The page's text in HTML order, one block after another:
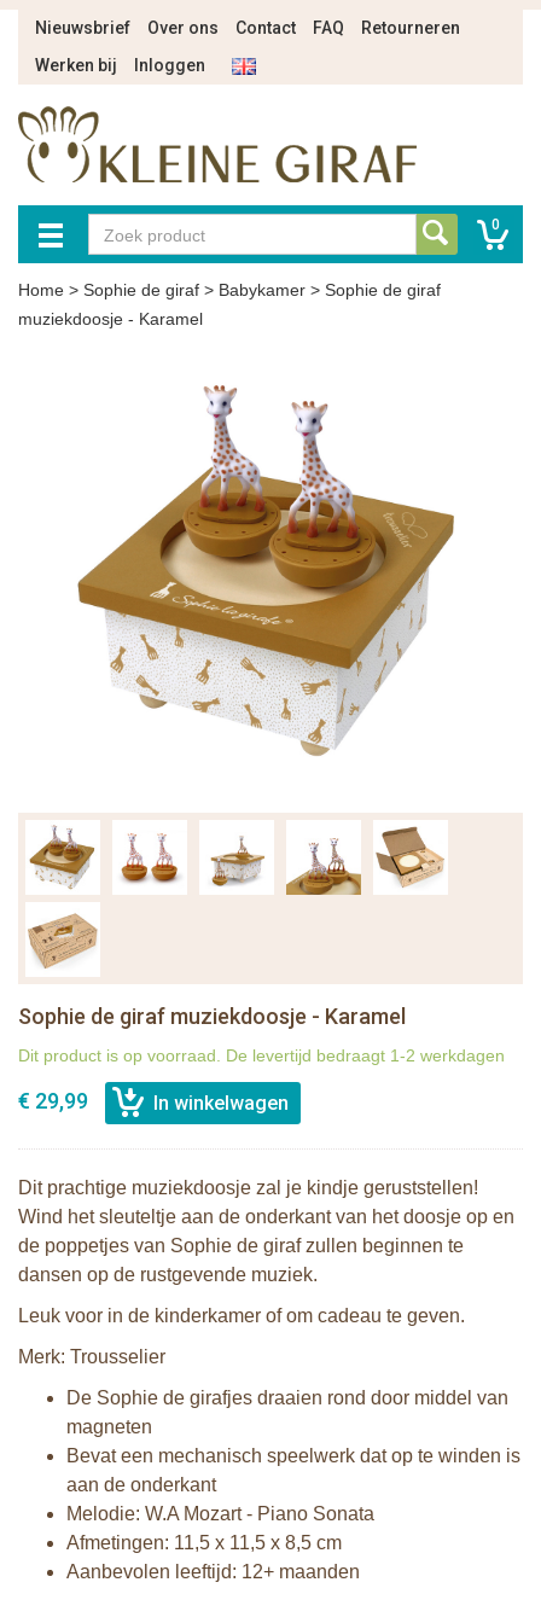
Nieuwsbrief Over ons Contact FAQ
Retourneren
Werken bij
Inloggen
0
Home > Sophie de giraf > Babykamer > Sophie de giraf
muziekdoosje - Karamel
Sophie de giraf muziekdoosje - Karamel
Dit product is op voorraad. De levertijd bedraagt 1-2 werkdagen
€ 29,99
Dit prachtige muziekdoosje zal je kindje geruststellen!
Wind het sleuteltje aan de onderkant van het doosje op en
de poppetjes van Sophie de giraf zullen beginnen te
dansen op de rustgevende muziek.
Leuk voor in de kinderkamer of om cadeau te geven.
Merk: Trousselier
De Sophie de girafjes draaien rond door middel van
magneten
Bevat een mechanisch speelwerk dat op te winden is
aan de onderkant
Melodie: W.A Mozart - Piano Sonata
Afmetingen: 11,5 x 11,5 x 8,5 cm
Aanbevolen leeftijd: 12+ maanden